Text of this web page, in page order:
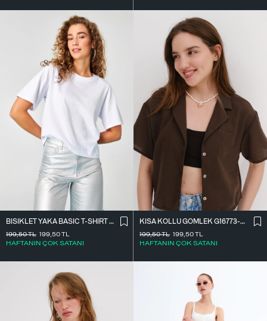
BISIKLET YAKA BASIC T-SHIRT P1002-E8
199,50TL
HAFTANIN ÇOK SATANI
199,50TL
KISA KOLLU GÖMLEK G16773-Z8
199,50TL
HAFTANIN ÇOK SATANI
199,50TL